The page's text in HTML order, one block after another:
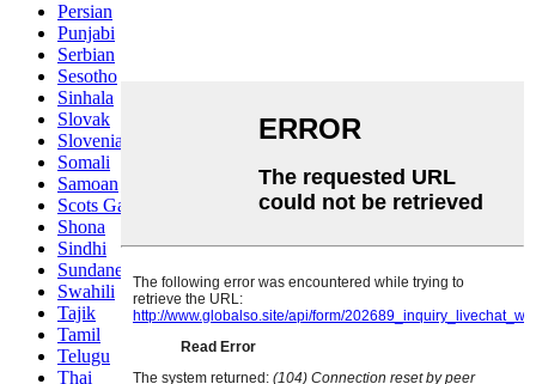
Persian
Punjabi
Serbian
Sesotho
Sinhala
Slovak
Slovenian
Somali
Samoan
Scots Gaelic
Shona
Sindhi
Sundanese
Swahili
Tajik
Tamil
Telugu
Thai